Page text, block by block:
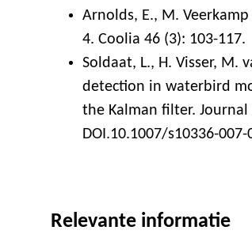
Arnolds, E., M.
4. Coolia 46 (3): 103-117.
Soldaat, L., H. Visser, M.
detection in waterbird
the Kalman filter.
DOI.10.1007/s10336-007-
Relevante informatie